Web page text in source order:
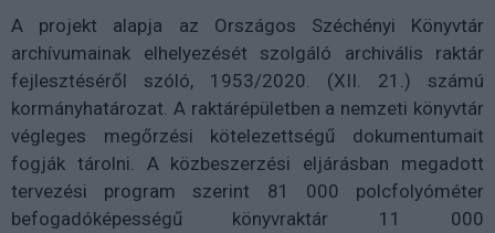
A projekt alapja az Országos Széchényi Könyvtár
archívumainak elhelyezését szolgáló archivális raktár
fejlesztéséről szóló, 1953/2020. (XII. 21.) számú
kormányhatározat. A raktárépületben a nemzeti könyvtár
végleges megőrzési kötelezettségű dokumentumait
fogják tárolni. A közbeszerzési eljárásban megadott
tervezési program szerint 81 000 polcfolyóméter
befogadóképességű könyvraktár 11 000